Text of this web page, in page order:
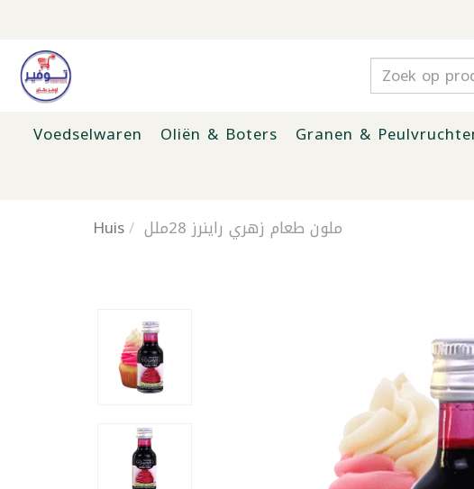
Voedselwaren Oliën & Boters Granen &
Huis
ملون طعام زهري راينرز 28ملل